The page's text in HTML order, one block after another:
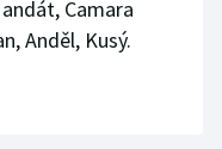
Camara
Anděl, Kusý.